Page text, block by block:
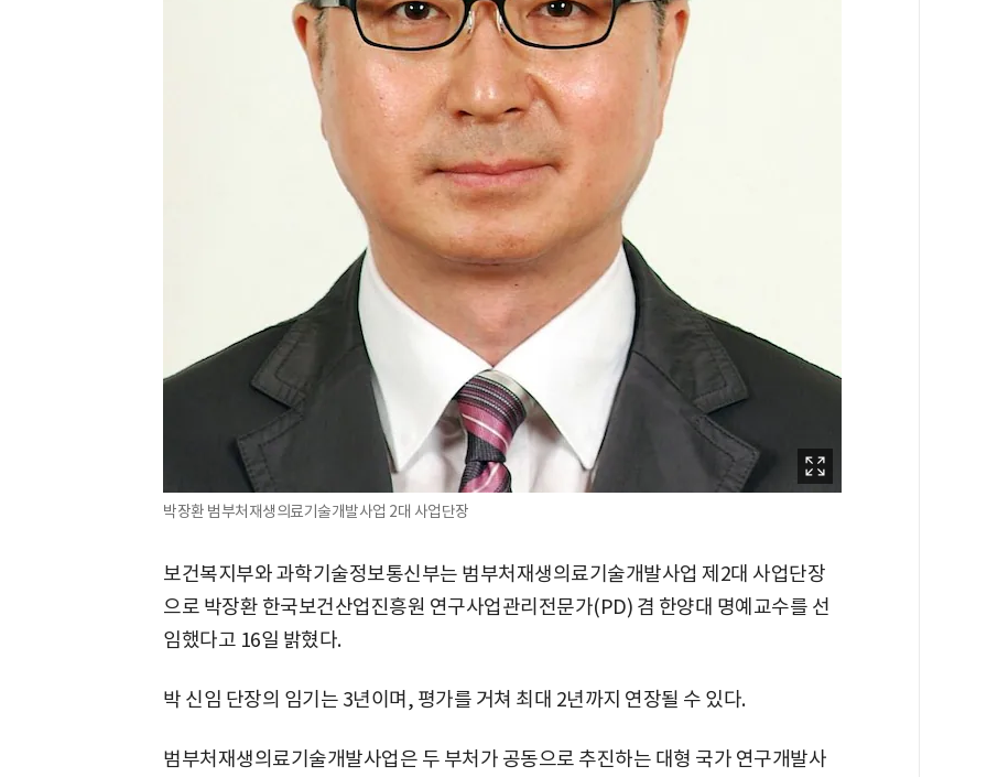
박장환 범부처재생의료기술개발사업 2대 사업단장
보건복지부와 과학기술정보통신부는 범부처재생의료기술개발사업 제2대 사업단장
으로 박장환 한국보건산업진흥원 연구사업관리전문가(PD) 겸 한양대 명예교수를 선
임했다고 16일 밝혔다.
박 신임 단장의 임기는 3년이며, 평가를 거쳐 최대 2년까지 연장될 수 있다.
범부처재생의료기술개발사업은 두 부처가 공동으로 추진하는 대형 국가 연구개발사